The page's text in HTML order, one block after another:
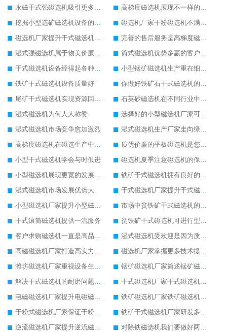
永磁干式强磁选机吸引更多客户关注
高梯度磁选机展现不一样的发展角度
挖掘小型选矿磁选机设备的潜力优势
磁选机厂家干粉磁选机不满当前发展
磁选机厂家提升干式磁选机的服务
完善的售后服务是高梯度磁选机的开路先锋
湿式强磁选机属于物美价廉的选矿设备
筒式磁选机优势多赢的客户好口碑
干式磁选机设备经得起各种比较
小型锰矿磁选机生产重在细节上
铁矿干式磁选机设备质量好
你做好铁矿石干式磁选机的维护保养了吗
尾矿干式磁选机实现资源回收再利用
石英砂磁选机在不同行业中使用普遍的原因
湿式磁选机为何人人称赞
选择好的小型磁选机厂家可降低生产成本
湿式磁选机市场竞争愈加激烈
湿式磁选机生产厂家走向绿色生产之路
高梯度磁选机在磁选生产中的重要性
质优价廉的平板磁选机是您生产的好帮手
小型干式磁选机学会与时俱进
磁选机夏季注意磁选机的保养工作
小型磁选机展现更宽的发展空间
铁矿干式磁选机拥有良好的发展前景
湿式磁选机市场发展优势大
干式磁选机厂家提升干式磁选机设备寿命
小型磁选机厂家提升小型磁选机的优良品质
市场中贫铁矿干式磁选机的售价是否合理
干式滚筒磁选机提供一流服务
贫铁矿干式磁选机可进行型号定制生产
客户求购磁选机一直是高品质的选矿设备
湿式磁选机受欢迎是因为质量好
高磁磁选机厂家打造高实力的高磁磁选机设备
磁选机厂家掌握更多技术提升磁选机工作效率
潍坊磁选机厂家重视设备生产品质
锰矿磁选机厂家简述锰矿磁选机的设备优势
解决干式磁选机的耐磨问题，延长寿命有帮助
干式磁选机厂家干式磁选机技术含量高
电磁磁选机厂家提升电磁磁选机在市场中存在的价值
铁矿磁选机厂家铁矿磁选机环保生产意义大
干粉式磁选机厂家保证干粉式磁选机的工作产量
铁矿干式磁选机厂家研发多种铁矿干式磁选机设备
逆流磁选机厂家提升逆流磁选机的尾矿回收效果
对除铁磁选机我们要做好两点保养工作